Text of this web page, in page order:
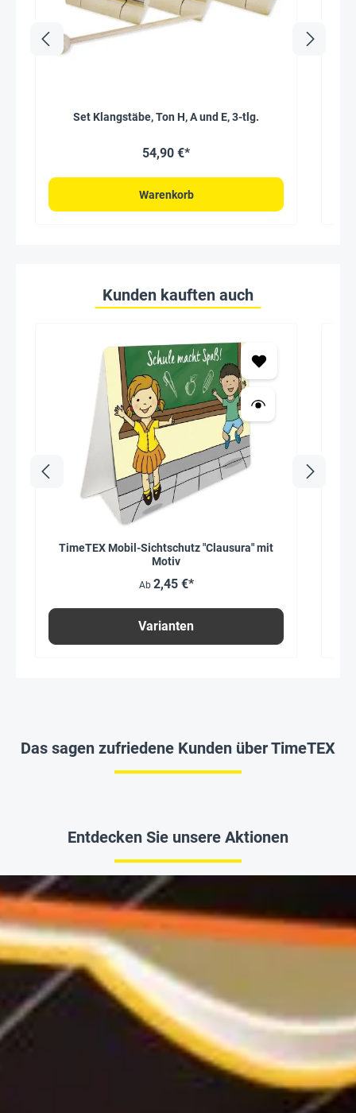
Set Klangstäbe, Ton H, A und E, 3-tlg.
54,90 €*
Warenkorb
Kunden kauften auch
TimeTEX Mobil-Sichtschutz "Clausura" mit
Motiv
Ab 2,45 €*
Varianten
Das sagen zufriedene Kunden über TimeTEX
Entdecken Sie unsere Aktionen